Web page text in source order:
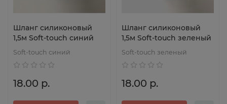
Шланг силиконовый
1,5м Soft-touch синий
Soft-touch синий
18.00 р.
Шланг силиконовый
1,5м Soft-touch зеленый
Soft-touch зеленый
18.00 р.